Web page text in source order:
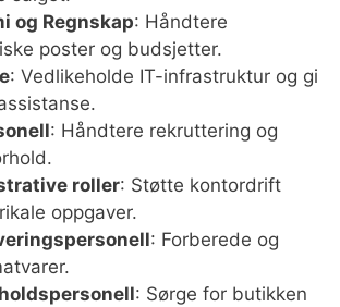
og Regnskap: Håndtere
poster og budsjetter.
: Vedlikeholde IT-infrastruktur og gi
: Håndtere rekruttering og
roller: Støtte kontordrift
oppgaver.
: Forberede og
: Sørge for butikken